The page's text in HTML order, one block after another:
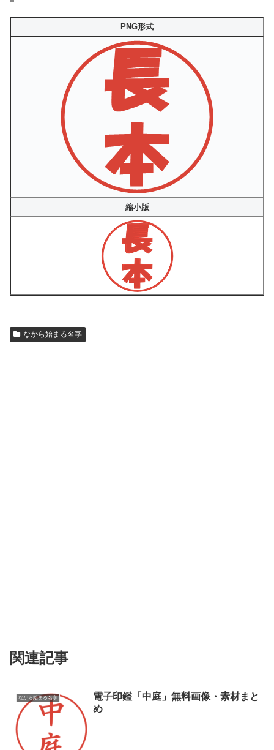
PNG形式
縮小版
なから始まる名字
関連記事
なから始まる名字
電子印鑑「中庭」無料画像・素材まと
め